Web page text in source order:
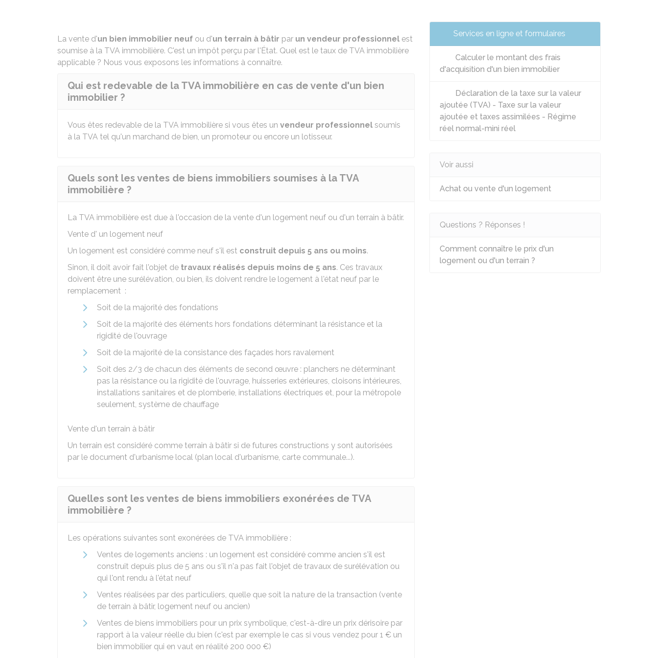
La vente d'un bien immobilier neuf ou d'un terrain à bâtir par un vendeur professionnel est
soumise à la TVA immobilière. C'est un impôt perçu par l'État. Quel est le taux de TVA immobilière
applicable ? Nous vous exposons les informations à connaître.
Qui est redevable de la TVA immobilière en cas de vente d'un bien
immobilier ?
Vous êtes redevable de la TVA immobilière si vous êtes un vendeur professionnel soumis
à la TVA tel qu'un marchand de bien, un promoteur ou encore un lotisseur.
Quels sont les ventes de biens immobiliers soumises à la TVA
immobilière ?
La TVA immobilière est due à l'occasion de la vente d'un logement neuf ou d'un terrain à bâtir.
Vente d' un logement neuf
Un logement est considéré comme neuf s'il est construit depuis 5 ans ou moins.
Sinon, il doit avoir fait l'objet de travaux réalisés depuis moins de 5 ans. Ces travaux
doivent être une surélévation, ou bien, ils doivent rendre le logement à l'état neuf par le
remplacement :
Soit de la majorité des fondations
Soit de la majorité des éléments hors fondations déterminant la résistance et la
rigidité de l'ouvrage
Soit de la majorité de la consistance des façades hors ravalement
Soit des 2/3 de chacun des éléments de second œuvre : planchers ne déterminant
pas la résistance ou la rigidité de l'ouvrage, huisseries extérieures, cloisons intérieures,
installations sanitaires et de plomberie, installations électriques et, pour la métropole
seulement, système de chauffage
Vente d'un terrain à bâtir
Un terrain est considéré comme terrain à bâtir si de futures constructions y sont autorisées
par le document d'urbanisme local (plan local d'urbanisme, carte communale...).
Quelles sont les ventes de biens immobiliers exonérées de TVA
immobilière ?
Les opérations suivantes sont exonérées de TVA immobilière :
Ventes de logements anciens : un logement est considéré comme ancien s'il est
construit depuis plus de 5 ans ou s'il n'a pas fait l'objet de travaux de surélévation ou
qui l'ont rendu à l'état neuf
Ventes réalisées par des particuliers, quelle que soit la nature de la transaction (vente
de terrain à bâtir, logement neuf ou ancien)
Ventes de biens immobiliers pour un prix symbolique, c'est-à-dire un prix dérisoire par
rapport à la valeur réelle du bien (c'est par exemple le cas si vous vendez pour 1 € un
bien immobilier qui en vaut en réalité 200 000 €)
Services en ligne et formulaires
Calculer le montant des frais
d'acquisition d'un bien immobilier
Déclaration de la taxe sur la valeur
ajoutée (TVA) - Taxe sur la valeur
ajoutée et taxes assimilées - Régime
réel normal-mini réel
Voir aussi
Achat ou vente d'un logement
Questions ? Réponses !
Comment connaître le prix d'un
logement ou d'un terrain ?